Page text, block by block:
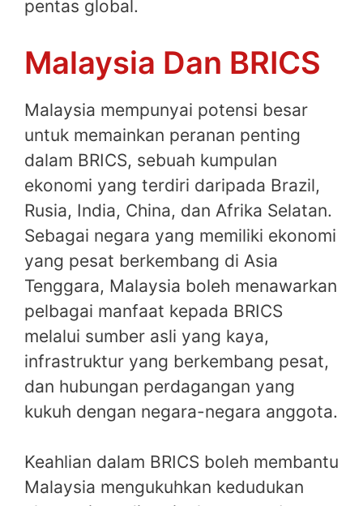
pentas global.
Malaysia Dan BRICS
Malaysia mempunyai potensi besar
untuk memainkan peranan penting
dalam BRICS, sebuah kumpulan
ekonomi yang terdiri daripada Brazil,
Rusia, India, China, dan Afrika Selatan.
Sebagai negara yang memiliki ekonomi
yang pesat berkembang di Asia
Tenggara, Malaysia boleh menawarkan
pelbagai manfaat kepada BRICS
melalui sumber asli yang kaya,
infrastruktur yang berkembang pesat,
dan hubungan perdagangan yang
kukuh dengan negara-negara anggota.
Keahlian dalam BRICS boleh membantu
Malaysia mengukuhkan kedudukan